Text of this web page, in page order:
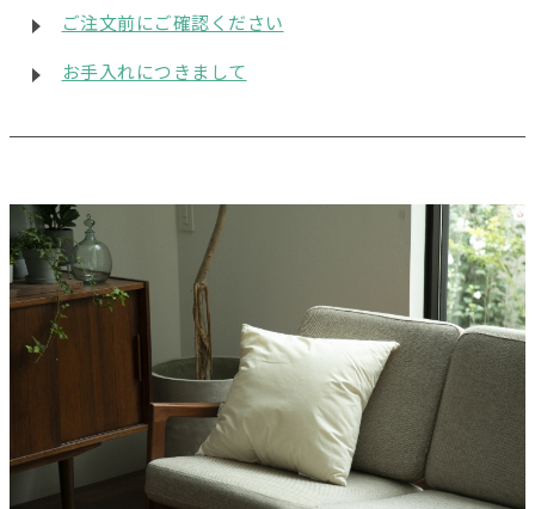
ご注文前にご確認ください
お手入れにつきまして